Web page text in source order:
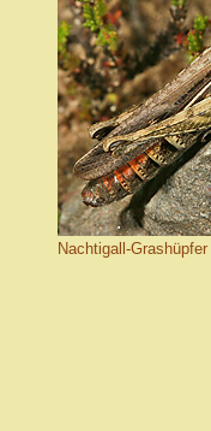
Nachtigall-Grashüpfer